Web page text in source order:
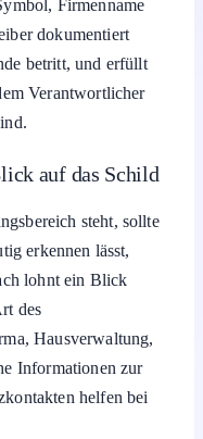
dokumentiert
betritt, und erfüllt
Verantwortlicher
erkennen lässt,
lohnt ein Blick
des
Hausverwaltung,
Informationen zur
helfen bei